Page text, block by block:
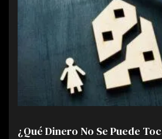
¿Qué Dinero No Se Puede